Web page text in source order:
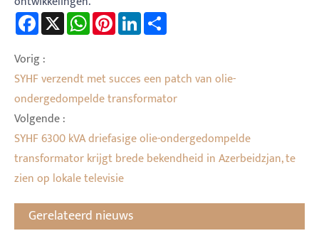
Facebook WhatsAppPinterestLinkedIn
Vorig :
SYHF verzendt met succes een patch van olie-
ondergedompelde transformator
Volgende :
SYHF 6300 kVA driefasige olie-ondergedompelde
transformator krijgt brede bekendheid in Azerbeidzjan, te
zien op lokale televisie
Gerelateerd nieuws